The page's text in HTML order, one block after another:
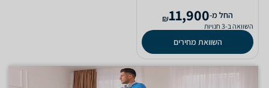
‫החל מ-11,900
₪
השוואה ב-3 חנויות
השוואת מחירים